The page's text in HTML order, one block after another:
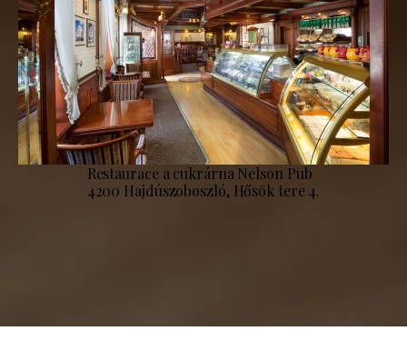
Restaurace a cukrárna Nelson Pub
4200 Hajdúszoboszló, Hősök tere 4.